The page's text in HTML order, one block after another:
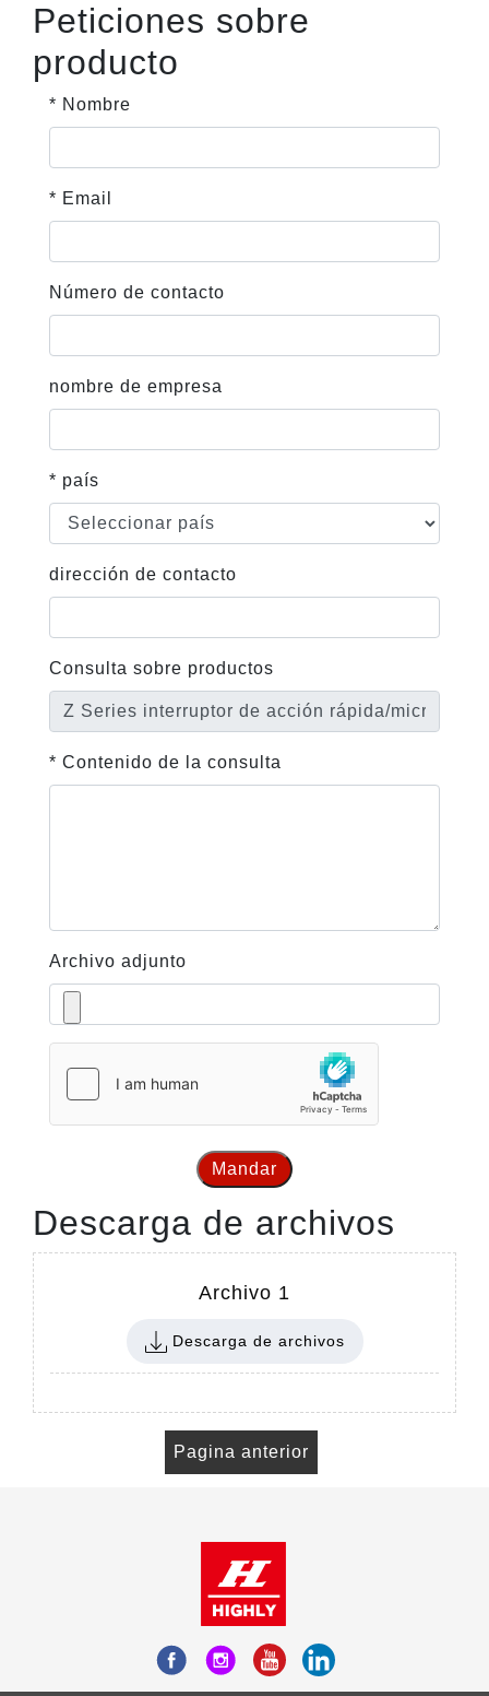
Peticiones sobre
producto
* Nombre
* Email
Número de contacto
nombre de empresa
* país
dirección de contacto
Consulta sobre productos
* Contenido de la consulta
Archivo adjunto
Mandar
Descarga de archivos
Archivo 1
Descarga de archivos
Pagina anterior